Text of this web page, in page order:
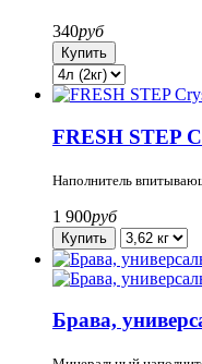
340руб
FRESH STEP
Наполнитель
1 900руб
Брава,